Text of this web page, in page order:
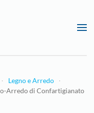
Legno e Arredo
Arredo di Confartigianato